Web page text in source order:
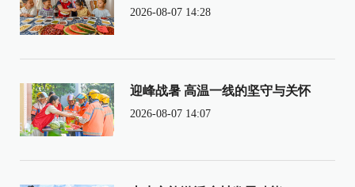
2026-08-07 14:28
迎峰战暑 高温一线的坚守与关怀
2026-08-07 14:07